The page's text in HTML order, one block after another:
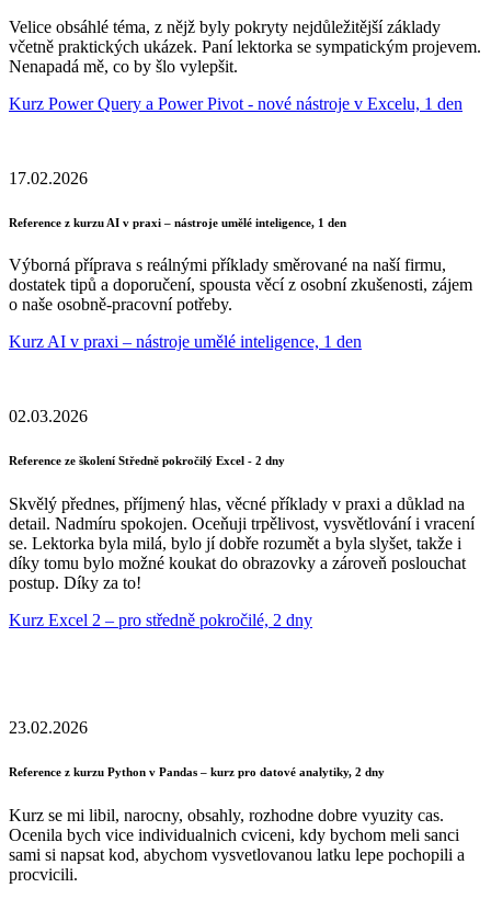
Velice obsáhlé téma, z nějž byly pokryty nejdůležitější základy
včetně praktických ukázek. Paní lektorka se sympatickým projevem.
Nenapadá mě, co by šlo vylepšit.
Kurz Power Query a Power Pivot - nové nástroje v Excelu, 1 den
17.02.2026
Reference z kurzu AI v praxi – nástroje umělé inteligence, 1 den
Výborná příprava s reálnými příklady směrované na naší firmu,
dostatek tipů a doporučení, spousta věcí z osobní zkušenosti, zájem
o naše osobně-pracovní potřeby.
Kurz AI v praxi – nástroje umělé inteligence, 1 den
02.03.2026
Reference ze školení Středně pokročilý Excel - 2 dny
Skvělý přednes, příjmený hlas, věcné příklady v praxi a důklad na
detail. Nadmíru spokojen. Oceňuji trpělivost, vysvětlování i vracení
se. Lektorka byla milá, bylo jí dobře rozumět a byla slyšet, takže i
díky tomu bylo možné koukat do obrazovky a zároveň poslouchat
postup. Díky za to!
Kurz Excel 2 – pro středně pokročilé, 2 dny
23.02.2026
Reference z kurzu Python v Pandas – kurz pro datové analytiky, 2 dny
Kurz se mi libil, narocny, obsahly, rozhodne dobre vyuzity cas.
Ocenila bych vice individualnich cviceni, kdy bychom meli sanci
sami si napsat kod, abychom vysvetlovanou latku lepe pochopili a
procvicili.